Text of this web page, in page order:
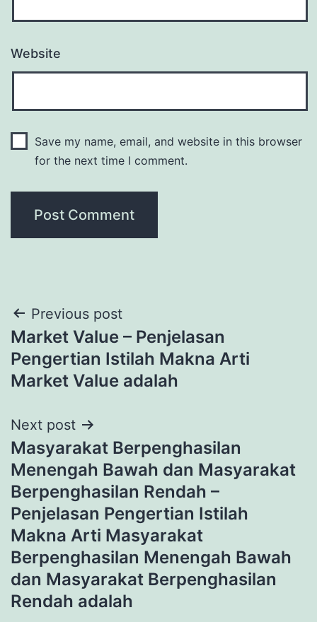
Website
Save my name, email, and website in this browser
for the next time I comment.
Post
navigation
Previous post
Market Value – Penjelasan
Pengertian Istilah Makna Arti
Market Value adalah
Next post
Masyarakat Berpenghasilan
Menengah Bawah dan Masyarakat
Berpenghasilan Rendah –
Penjelasan Pengertian Istilah
Makna Arti Masyarakat
Berpenghasilan Menengah Bawah
dan Masyarakat Berpenghasilan
Rendah adalah